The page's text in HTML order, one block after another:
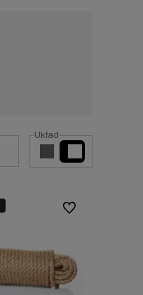
Układ
Do ulubionych